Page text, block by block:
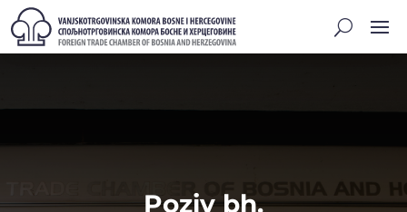
Poziv bh.